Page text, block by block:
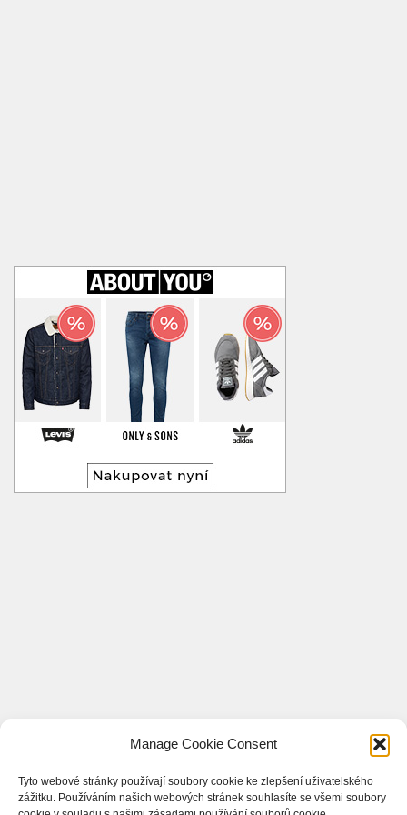
Manage Cookie Consent
Tyto webové stránky používají soubory cookie ke zlepšení uživatelského
zážitku. Používáním našich webových stránek souhlasíte se všemi soubory